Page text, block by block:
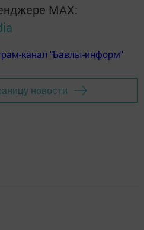
MАХ:
канал "Бавлы-информ"
новости